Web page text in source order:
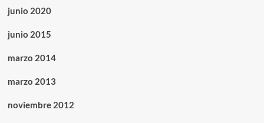
junio 2020
junio 2015
marzo 2014
marzo 2013
noviembre 2012